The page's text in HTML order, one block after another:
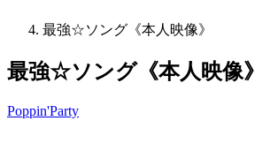
最強☆ソング《本人映像》
最強☆ソング《本人映像》
Poppin'Party